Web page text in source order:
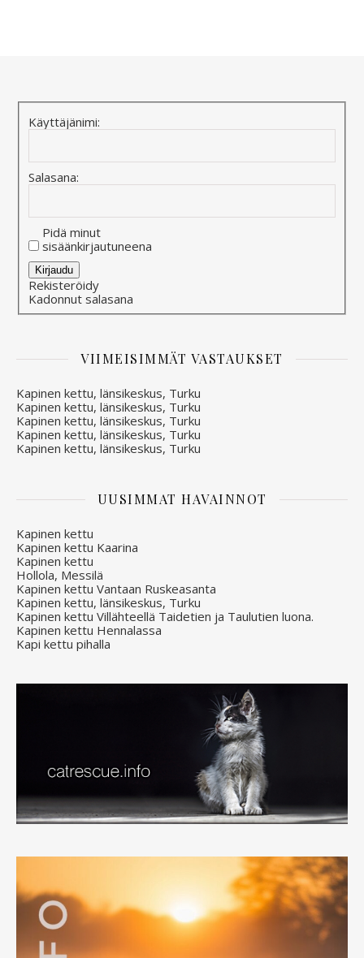
Käyttäjänimi:
Salasana:
Pidä minut
sisäänkirjautuneena
Alternative:
Kirjaudu
Rekisteröidy
Kadonnut salasana
VIIMEISIMMÄT VASTAUKSET
Kapinen kettu, länsikeskus, Turku
Kapinen kettu, länsikeskus, Turku
Kapinen kettu, länsikeskus, Turku
Kapinen kettu, länsikeskus, Turku
Kapinen kettu, länsikeskus, Turku
UUSIMMAT HAVAINNOT
Kapinen kettu
Kapinen kettu Kaarina
Kapinen kettu
Hollola, Messilä
Kapinen kettu Vantaan Ruskeasanta
Kapinen kettu, länsikeskus, Turku
Kapinen kettu Villähteellä Taidetien ja Taulutien luona.
Kapinen kettu Hennalassa
Kapi kettu pihalla